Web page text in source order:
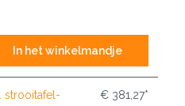
In het winkelmandje
strooitafel-
€ 381,27*